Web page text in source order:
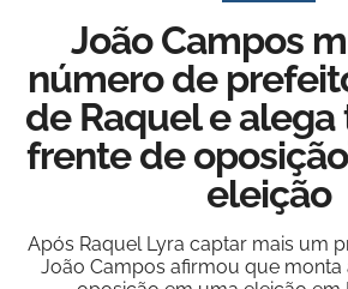
João Campos
número de
de Raquel e alega
frente de
eleição
Após Raquel Lyra captar mais um
João Campos afirmou que monta